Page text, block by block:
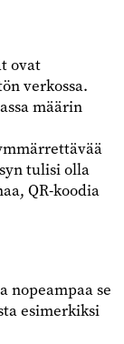
ovat
verkossa.
määrin
tulisi olla
QR-koodia
nopeampaa se
esimerkiksi